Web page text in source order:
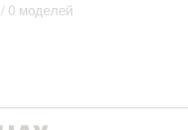
/ 0 моделей